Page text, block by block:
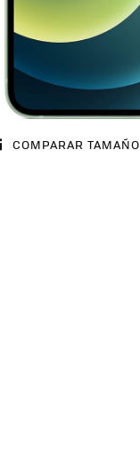
COMPARAR TAMAÑO